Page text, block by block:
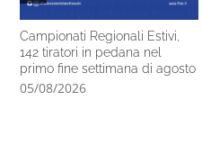
Campionati Regionali Estivi,
142 tiratori in pedana nel
primo fine settimana di agosto
05/08/2026